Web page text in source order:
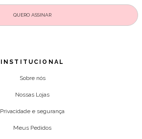
INSTITUCIONAL
Sobre nós
Nossas Lojas
Privacidade e segurança
Meus Pedidos